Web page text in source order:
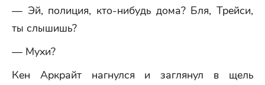
— Эй, полиция, кто-нибудь дома? Бля, Трейси,
ты слышишь?
— Мухи?
Кен Аркрайт нагнулся и заглянул в щель